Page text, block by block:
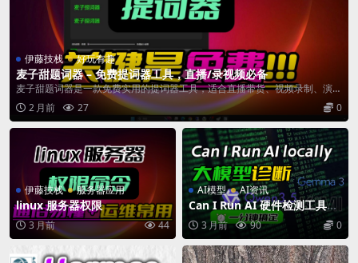
伊藤技栈 好玩有趣
麦子甜题词器 – 免费提词器工具，直播/录视频必备
麦子甜题词器是一款免费实用的提词器工具，适合直播带货、视频录制、演讲
主持等场景。...
2 月前 27 0
伊藤技栈 服务器应用
linux 服务器权限
3 月前 44
AI模型 AI资讯
Can I Run AI 硬件检测工具：
快速判断你的电脑能跑哪些本
地大模型
3 月前 90 0